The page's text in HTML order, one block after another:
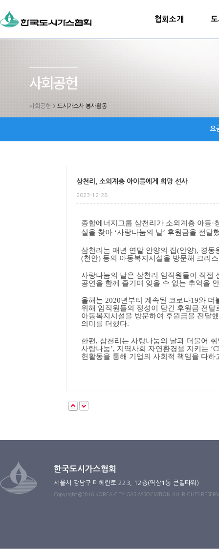
협회소개
사회공헌 > 도시가스사 봉사활동
요
삼천리, 소외계층 아이들에게 희망 선사
2023-12-28
종합에너지그룹 삼천리가 소외계층 아동·
설을 찾아 ‘사랑나눔의 날’ 후원금을 전달
삼천리는 매년 연말 안양의 집(안양), 경동
(천안) 등의 아동복지시설을 방문해 크리
사랑나눔의 날은 삼천리 임직원들이 직접
공연을 함께 즐기며 잊을 수 없는 추억을
올해는 2020년부터 계속된 코로나19와 더
위해 임직원들의 정성이 담긴 후원금 전달
아동복지시설을 방문하여 후원금을 전달
의미를 더했다.
한편 , 삼천리는 사랑나눔의 날과 더불어
사랑나눔’, 지역사회 자연환경을 지키는
헌활동을 통해 기업의 사회적 책임을 다하
한국도시가스협회
서울시 강남구 테헤란로 223, 12층(역삼1동 큰길타워)
Copyright ©2016 KOREA CITY GAS ASSOCIATION ALL RIGHTS